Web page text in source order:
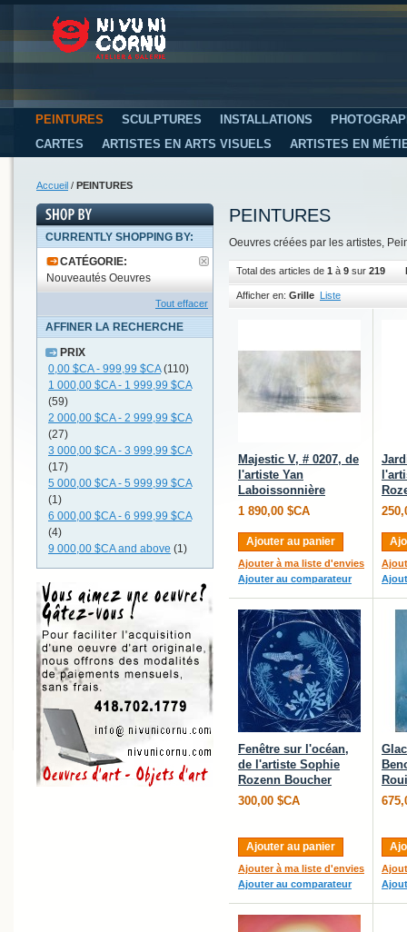
PEINTURES SCULPTURES INSTALLATIONS
CARTES
ARTISTES EN ARTS VISUELS ARTISTES EN
Accueil / PEINTURES
PEINTURES
Oeuvres créées par les artistes,
Total des articles de 1 à 9 sur 219
Afficher en: Grille Liste
Majestic V, # 0207, de
l'artiste Yan
Laboissonnière
1 890,00 $CA
Ajouter au panier
Ajouter à ma liste d'envies
Ajouter au comparateur
Fenêtre sur l'océan,
de l'artiste Sophie
Rozenn Boucher
300,00 $CA
Ajouter au panier
Ajouter à ma liste d'envies
Ajouter au comparateur
CURRENTLY SHOPPING BY:
CATÉGORIE:
Nouveautés Oeuvres
Tout effacer
AFFINER LA RECHERCHE
PRIX
0,00 $CA- 999,99 $CA(110)
1 000,00 $CA- 1 999,99 $CA
(59)
2 000,00 $CA- 2 999,99 $CA
(27)
3 000,00 $CA- 3 999,99 $CA
(17)
5 000,00 $CA- 5 999,99 $CA
(1)
6 000,00 $CA- 6 999,99 $CA
(4)
9 000,00 $CAand above (1)